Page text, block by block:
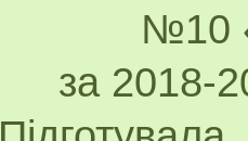
№10
за 2018-